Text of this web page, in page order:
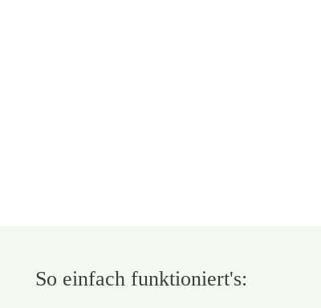
So einfach funktioniert's: